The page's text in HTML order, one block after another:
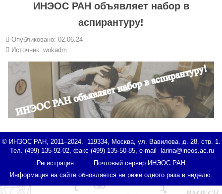
ИНЭОС РАН объявляет набор в
аспирантуру!
Опубликовано: 02.06.24
Источник: wokadm
© ИНЭОС РАН, 2011–2024. 119334, Москва, ул. Вавилова, д. 28, стр. 1.
Тел. (499) 135-92-02, факс (499) 135-50-85, e-mail
Регистрация
Почтовый сервер ИНЭОС РАН
Информация на сайте обновляется не реже одного раза в неделю.